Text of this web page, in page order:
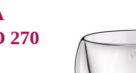
270